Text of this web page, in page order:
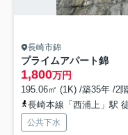
長崎市錦
プライムアパート錦
1,800万円
195.06㎡ (1K) /築35年 /2
長崎本線「西浦上」駅
公共下水